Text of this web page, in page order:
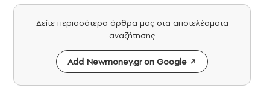
Δείτε περισσότερα άρθρα μας στα αποτελέσματα
αναζήτησης
Add Newmoney.gr on Google